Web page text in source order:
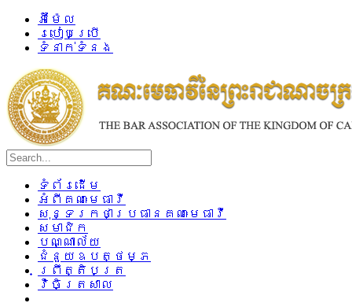
អ៊ីម៉ែល
របៀបប្រើ
ទំនាក់ទំនង
ទំព័រដើម
អំពីគណៈមេធាវី
សុន្ទរកថាប្រធានគណៈមេធាវី
សមាជិក
បណ្ណាល័យ
ជំនួយឧបត្ថម្ភ
ព្រឹត្តិបត្រ
វិចិត្រសាល